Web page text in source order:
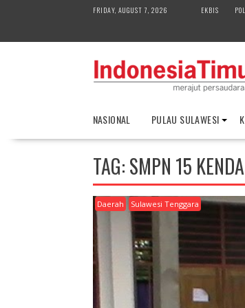
FRIDAY, AUGUST 7, 2026 EKBIS
NASIONAL PULAU SULAWESI
TAG:SMPN 15
Daerah Sulawesi Tenggara